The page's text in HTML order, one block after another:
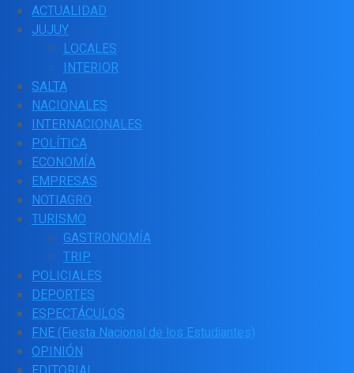
ACTUALIDAD
JUJUY
LOCALES
INTERIOR
SALTA
NACIONALES
INTERNACIONALES
POLÍTICA
ECONOMÍA
EMPRESAS
NOTIAGRO
TURISMO
GASTRONOMÍA
TRIP
POLICIALES
DEPORTES
ESPECTÁCULOS
FNE (Fiesta Nacional de los Estudiantes)
OPINIÓN